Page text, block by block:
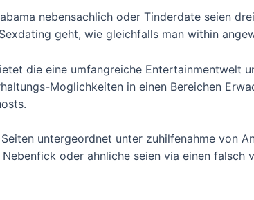
nebensachlich oder Tinderdate seien
geht, wie gleichfalls man within
die eine umfangreiche Entertainmentwelt
Moglichkeiten in einen Bereichen
untergeordnet unter zuhilfenahme von
Nebenfick oder ahnliche seien via einen